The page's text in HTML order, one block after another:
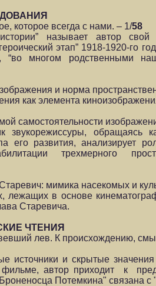
которое всегда с нами. – 1/58
называет автор
этап” 1918-1920-го
“во многом родственными
и норма
как элемента
самостоятельности
звукорежиссуры,
его развития, анализирует
трехмерного
мимика насекомых и
лежащих в основе
Старевича.
ЧТЕНИЯ
лев. К происхождению,
источники и скрытые
фильме, автор приходит к
Потемкина" связана